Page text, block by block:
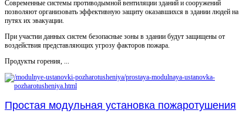
Современные системы противодымной вентиляции зданий и сооружений
позволяют организовать эффективную защиту оказавшихся в здании людей на
путях их эвакуации.
При участии данных систем безопасные зоны в здании будут защищены от
воздействия представляющих угрозу факторов пожара.
Продукты горения, ...
Простая модульная установка пожаротушения